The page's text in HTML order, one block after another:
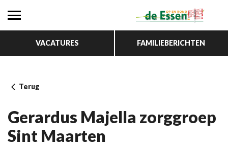
VACATURES FAMILIEBERICHTEN
Terug
Gerardus Majella zorggroep
Sint Maarten